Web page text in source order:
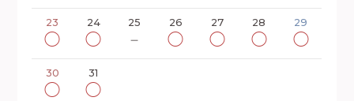
23
◯
24
◯
25
－
26
◯
27
◯
28
◯
29
◯
30
◯
31
◯